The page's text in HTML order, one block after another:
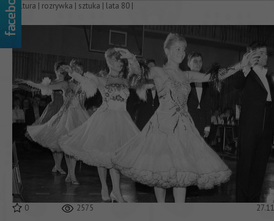
kultura | rozrywka | sztuka | lata 80 |
0 2575